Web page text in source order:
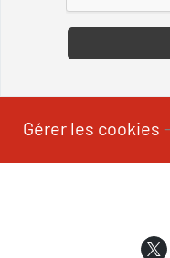
Gérer les cookies -